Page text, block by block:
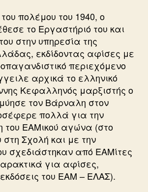
πολέμου του 1940, ο
το Εργαστήριό του και
στην υπηρεσία της
εκδίδοντας αφίσες με
περιεχόμενο
αρχικά το ελληνικό
Κεφαλληνός μαρξιστής ο
μύησε τον Βάρναλη στον
πολλά για την
του ΕΑΜικού αγώνα (στο
στη Σχολή και με την
σχεδιάστηκαν από ΕΑΜίτες
για αφίσες,
του ΕΑΜ – ΕΛΑΣ).